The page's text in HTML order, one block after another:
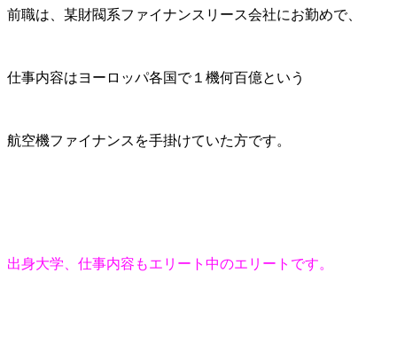
前職は、某財閥系ファイナンスリース会社にお勤めで、
仕事内容はヨーロッパ各国で１機何百億という
航空機ファイナンスを手掛けていた方です。
出身大学、仕事内容もエリート中のエリートです。